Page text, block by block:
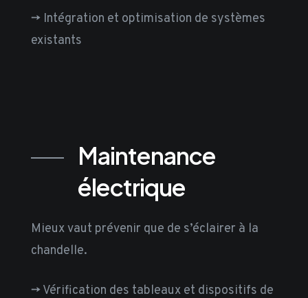
-> Intégration et optimisation de systèmes
existants
Maintenance
électrique
Mieux vaut prévenir que de s’éclairer à la
chandelle.
-> Vérification des tableaux et dispositifs de